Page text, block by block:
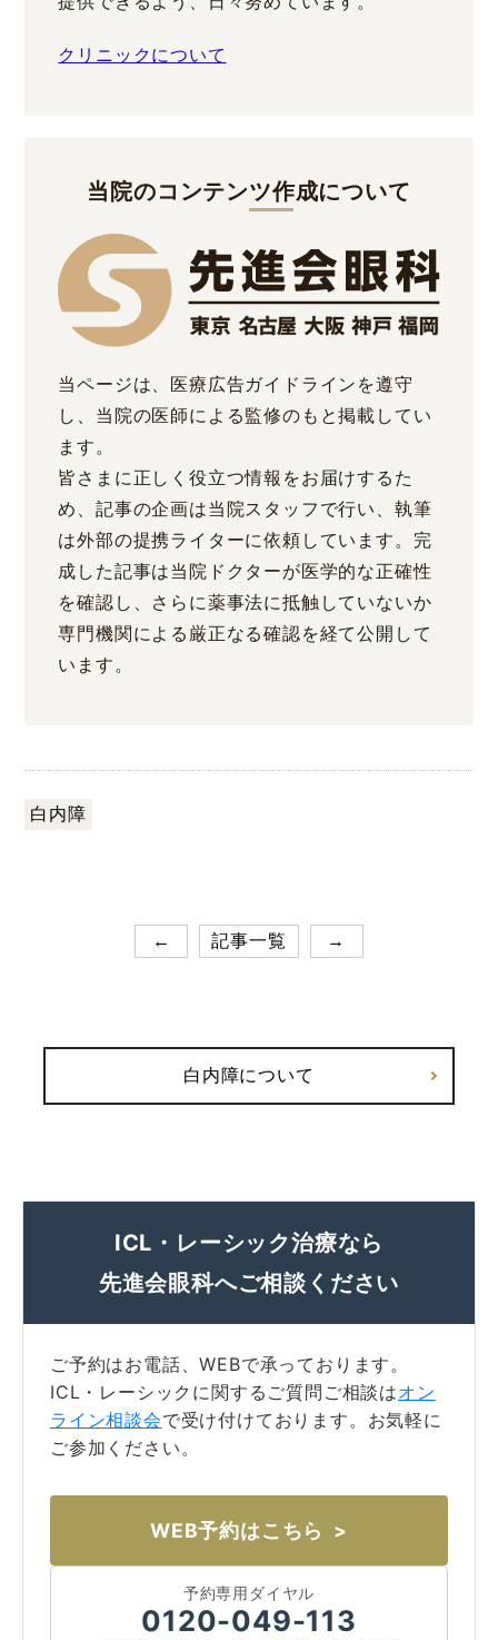
クリニックについて
当院のコンテンツ作成について
当ページは、医療広告ガイドラインを遵守
し、当院の医師による監修のもと掲載してい
ます。
皆さまに正しく役立つ情報をお届けするた
め、記事の企画は当院スタッフで行い、執筆
は外部の提携ライターに依頼しています。完
成した記事は当院ドクターが医学的な正確性
を確認し、さらに薬事法に抵触していないか
専門機関による厳正なる確認を経て公開して
います。
白内障
← 記事一覧 →
白内障について
ICL・レーシック治療なら
先進会眼科へご相談ください
ご予約はお電話、WEBで承っております。
ICL・レーシックに関するご質問ご相談はオン
ライン相談会で受け付けております。お気軽に
ご参加ください。
WEB予約はこちら
予約専用ダイヤル
0120-049-113